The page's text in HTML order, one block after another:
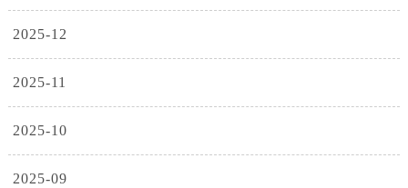
2025-12
2025-11
2025-10
2025-09